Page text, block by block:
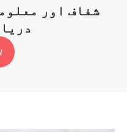
شفاف اور